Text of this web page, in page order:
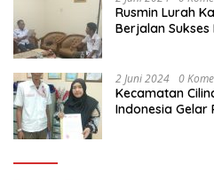
Rusmin Lurah
Berjalan
2 Juni 2024 0
Kecamatan
Indonesia Gelar